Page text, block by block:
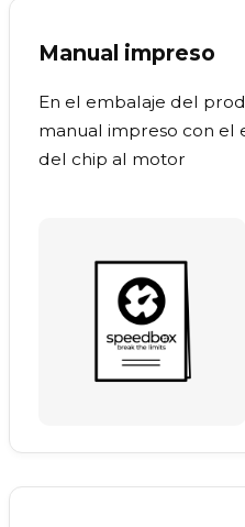
Manual impreso
En el embalaje del
manual impreso con el
del chip al motor